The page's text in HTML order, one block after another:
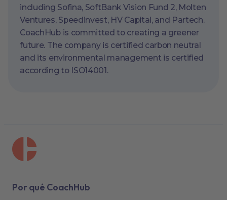
including Sofina, SoftBank Vision Fund 2, Molten
Ventures, Speedinvest, HV Capital, and Partech.
CoachHub is committed to creating a greener
future. The company is certified carbon neutral
and its environmental management is certified
according to ISO14001.
Por qué CoachHub